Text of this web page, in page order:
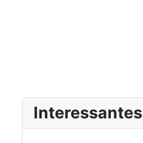
Interessantes